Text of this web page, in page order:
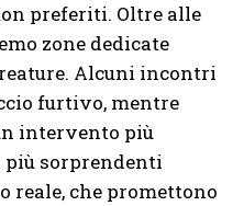
preferiti. Oltre alle
zone dedicate
Alcuni incontri
furtivo, mentre
intervento più
sorprendenti
reale, che promettono